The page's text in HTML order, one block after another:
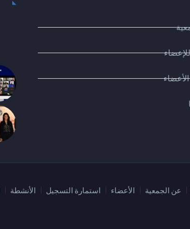
عن الجمعية الأعضاء استمارة التسجيل الأنشطة